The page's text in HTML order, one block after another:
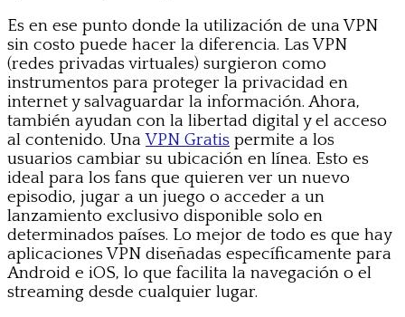
Es en ese punto donde la utilización de una VPN
sin costo puede hacer la diferencia. Las VPN
(redes privadas virtuales) surgieron como
instrumentos para proteger la privacidad en
internet y salvaguardar la información. Ahora,
también ayudan con la libertad digital y el acceso
al contenido. UnaVPN Gratis permite a los
usuarios cambiar su ubicación en línea. Esto es
ideal para los fans que quieren ver un nuevo
episodio, jugar a un juego o acceder a un
lanzamiento exclusivo disponible solo en
determinados países. Lo mejor de todo es que hay
aplicaciones VPN diseñadas específicamente para
Android e iOS, lo que facilita la navegación o el
streaming desde cualquier lugar.